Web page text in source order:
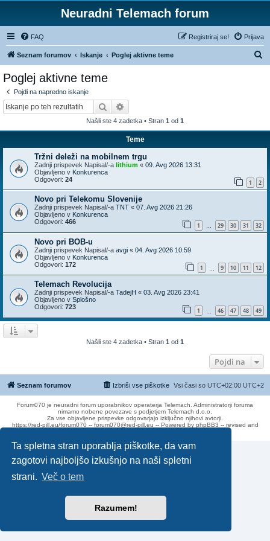
Ta spletna stran uporablja piškotke, da vam
zagotovi najboljšo izkušnjo na naši spletni
strani. Več o tem
Razumem!
Neuradni Telemach forum
FAQ Prijava
Registriraj se!
Seznam forumov Iskanje Poglej aktivne teme
Poglej aktivne teme
Pojdi na napredno iskanje
Iskanje
Našli ste 4 zadetka • Stran 1 od 1
Teme
Tržni deleži na mobilnem trgu
Zadnji prispevek Napisal/-a lithium « 09. Avg 2026 13:31
Objavljeno v Konkurenca
Odgovori: 24 1 2
Novo pri Telekomu Slovenije
Zadnji prispevek Napisal/-a TNT « 07. Avg 2026 21:26
Objavljeno v Konkurenca
Odgovori: 466 1 … 29 30 31 32
Novo pri BOB-u
Zadnji prispevek Napisal/-a avgi « 04. Avg 2026 10:59
Objavljeno v Konkurenca
Odgovori: 172 1 9 10 11 12
Telemach Revolucija
Zadnji prispevek Napisal/-a TadejH « 03. Avg 2026 23:41
Objavljeno v Splošno
Odgovori: 723 1 46 47 48 49
Našli ste 4 zadetka • Stran 1 od 1
Pojdi na
Seznam forumov Vsi časi so UTC+02:00 UTC+2
Izbriši vse piškotke
Forum070 je neuradni forum uporabnikov operaterja Telemach. Administratorji foruma
nimamo nobene povezave s podjetjem Telemach d.o.o.
Za vse objavljene prispevke odgovarjajo izključno njihovi avtorji.
https://red-pill.eu/forum070 -- forum070@red-pill.eu -- Powered by phpBB3 -- revised and